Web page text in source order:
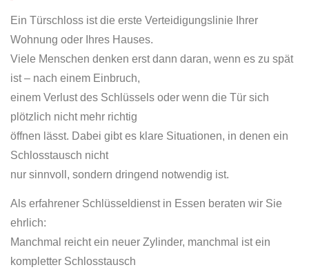
Ein Türschloss ist die erste Verteidigungslinie Ihrer
Wohnung oder Ihres Hauses.
Viele Menschen denken erst dann daran, wenn es zu spät
ist – nach einem Einbruch,
einem Verlust des Schlüssels oder wenn die Tür sich
plötzlich nicht mehr richtig
öffnen lässt. Dabei gibt es klare Situationen, in denen ein
Schlosstausch nicht
nur sinnvoll, sondern dringend notwendig ist.
Als erfahrener Schlüsseldienst in Essen beraten wir Sie
ehrlich:
Manchmal reicht ein neuer Zylinder, manchmal ist ein
kompletter Schlosstausch